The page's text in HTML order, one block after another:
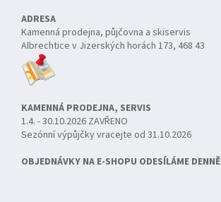
ADRESA
Kamenná prodejna, půjčovna a skiservis
Albrechtice v Jizerských horách 173, 468 43
KAMENNÁ PRODEJNA, SERVIS
1.4. - 30.10.2026 ZAVŘENO
Sezónní výpůjčky vracejte od 31.10.2026
OBJEDNÁVKY NA E-SHOPU ODESÍLÁME DENNĚ